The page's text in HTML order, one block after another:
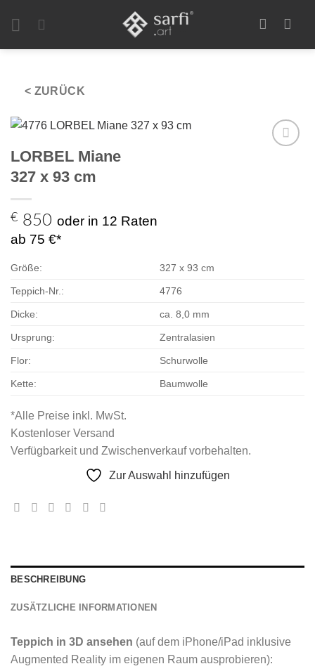
< ZURÜCK
LORBEL Miane
327 x 93 cm
€ 850 oder in 12 Raten
ab 75 €*
Größe: 327 x 93 cm
Teppich-Nr.: 4776
Dicke: ca. 8,0 mm
Ursprung: Zentralasien
Flor: Schurwolle
Kette: Baumwolle
*Alle Preise inkl. MwSt.
Kostenloser Versand
Verfügbarkeit und Zwischenverkauf vorbehalten.
Zur Auswahl hinzufügen
BESCHREIBUNG
ZUSÄTZLICHE INFORMATIONEN
Teppich in 3D ansehen (auf dem iPhone/iPad inklusive
Augmented Reality im eigenen Raum ausprobieren):